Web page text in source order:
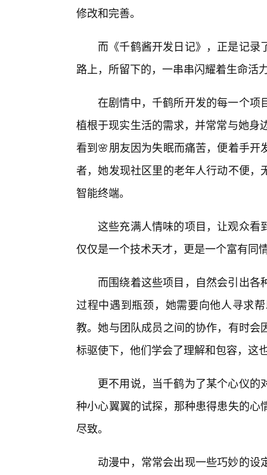
修改和完善。
而《千鹤酱开发日记》，正是记
路上，所留下的，一串串闪耀着生命活
在剧情中，千鹤所开发的每一个项
植根于现实生活的需求，并常常与她
看到🌸朋友因为失眠而痛苦，便着手
者，她发现社区里的老年人行动不便
智能终端。
这些充满人情味的项目，让观众看
仅仅是一个技术天才，更是一个富有同
而围绕着这些项目，自然会引出
过程中遇到瓶颈，她需要向他人寻求
教。她与团队成员之间的协作，有时
标驱使下，他们学会了理解和包容，这
更不用说，当千鹤为了某个心仪
种小心翼翼的试探，那种患得患失的
尽致。
动漫中，常常会出现一些巧妙的